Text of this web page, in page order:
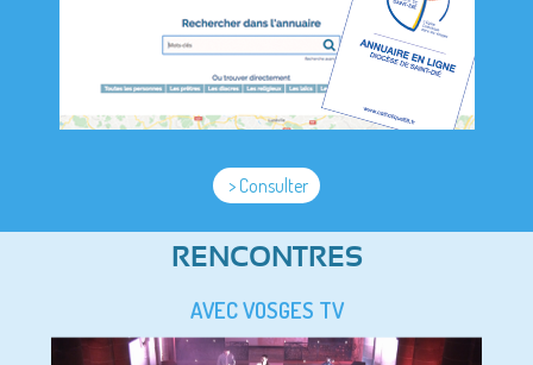
> Consulter
RENCONTRES
AVEC VOSGES TV